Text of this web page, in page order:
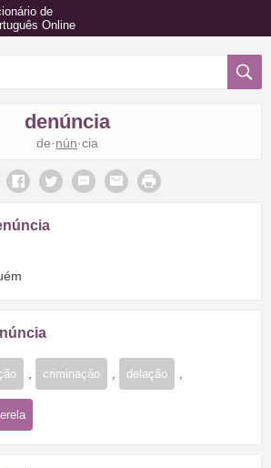
de
Online
denúncia
de·nún·cia
criminação delação